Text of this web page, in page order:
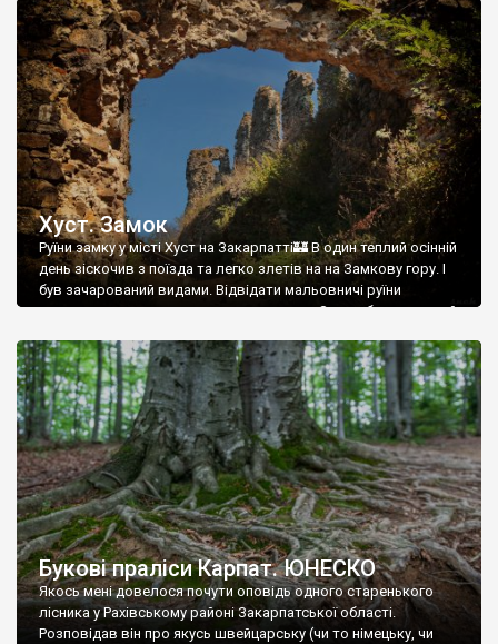
Шенборнів, він набув палацових рис. Під час другої світової
війни німці використовували будівлю як […]
Хуст. Замок
Руїни замку у місті Хуст на Закарпатті🏰 В один теплий осінній
день зіскочив з поїзда та легко злетів на на Замкову гору. І
був зачарований видами. Відвідати мальовничі руїни
планував давно, але все не складалось. Замок був зведений
різні роки належав Угорщині, Галицько-Волинському
князівству, […]
Букові праліси Карпат. ЮНЕСКО
Якось мені довелося почути оповідь одного старенького
лісника у Рахівському районі Закарпатської області.
Розповідав він про якусь швейцарську (чи то німецьку, чи